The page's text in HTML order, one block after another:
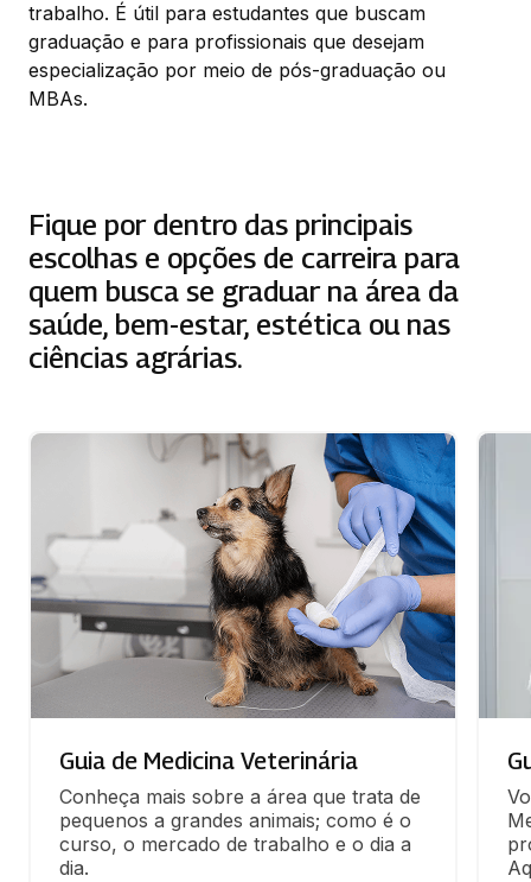
trabalho. É útil para estudantes que buscam
graduação e para profissionais que desejam
especialização por meio de pós-graduação ou
MBAs.
Fique por dentro das principais
escolhas e opções de carreira para
quem busca se graduar na área da
saúde, bem-estar, estética ou nas
ciências agrárias.
Guia de Medicina Veterinária
Conheça mais sobre a área que trata de
pequenos a grandes animais; como é o
curso, o mercado de trabalho e o dia a
dia.